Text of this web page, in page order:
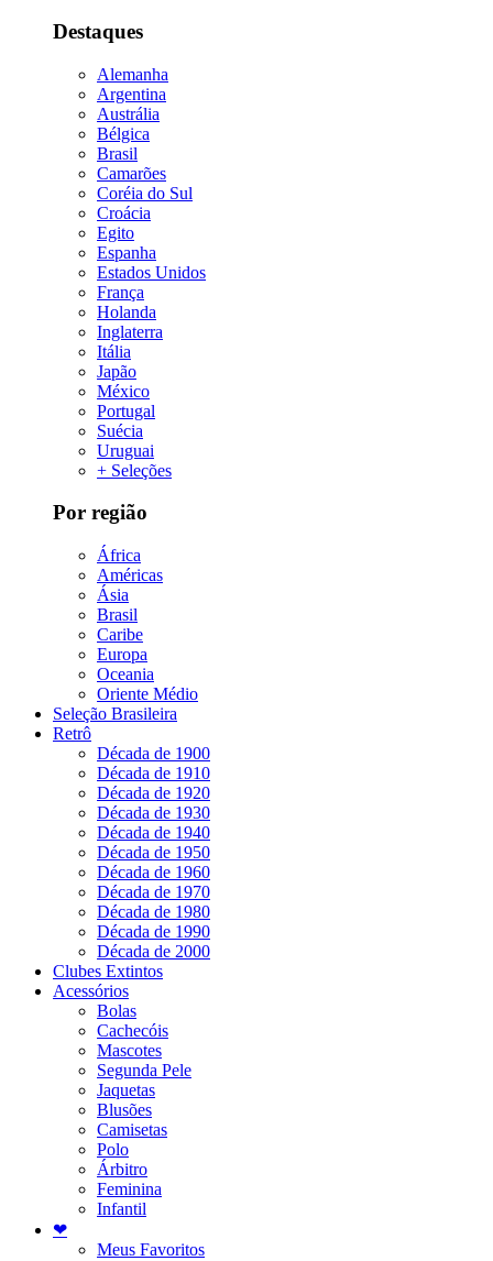
Destaques
Alemanha
Argentina
Austrália
Bélgica
Brasil
Camarões
Coréia do Sul
Croácia
Egito
Espanha
Estados Unidos
França
Holanda
Inglaterra
Itália
Japão
México
Portugal
Suécia
Uruguai
+ Seleções
Por região
África
Américas
Ásia
Brasil
Caribe
Europa
Oceania
Oriente Médio
Seleção Brasileira
Retrô
Década de 1900
Década de 1910
Década de 1920
Década de 1930
Década de 1940
Década de 1950
Década de 1960
Década de 1970
Década de 1980
Década de 1990
Década de 2000
Clubes Extintos
Acessórios
Bolas
Cachecóis
Mascotes
Segunda Pele
Jaquetas
Blusões
Camisetas
Polo
Árbitro
Feminina
Infantil
❤
Meus Favoritos